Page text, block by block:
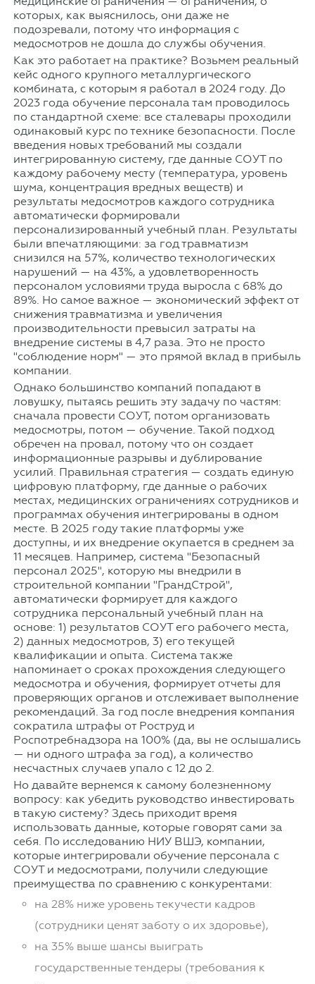
которых, как выяснилось, они даже не
подозревали, потому что информация с
медосмотров не дошла до службы обучения.
Как это работает на практике? Возьмем реальный
кейс одного крупного металлургического
комбината, с которым я работал в 2024 году. До
2023 года обучение персонала там проводилось
по стандартной схеме: все сталевары проходили
одинаковый курс по технике безопасности. После
введения новых требований мы создали
интегрированную систему, где данные СОУТ по
каждому рабочему месту (температура, уровень
шума, концентрация вредных веществ) и
результаты медосмотров каждого сотрудника
автоматически формировали
персонализированный учебный план. Результаты
были впечатляющими: за год травматизм
снизился на 57%, количество технологических
нарушений — на 43%, а удовлетворенность
персоналом условиями труда выросла с 68% до
89%. Но самое важное — экономический эффект от
снижения травматизма и увеличения
производительности превысил затраты на
внедрение системы в 4,7 раза. Это не просто
"соблюдение норм" — это прямой вклад в прибыль
компании.
Однако большинство компаний попадают в
ловушку, пытаясь решить эту задачу по частям:
сначала провести СОУТ, потом организовать
медосмотры, потом — обучение. Такой подход
обречен на провал, потому что он создает
информационные разрывы и дублирование
усилий. Правильная стратегия — создать единую
цифровую платформу, где данные о рабочих
местах, медицинских ограничениях сотрудников и
программах обучения интегрированы в одном
месте. В 2025 году такие платформы уже
доступны, и их внедрение окупается в среднем за
11 месяцев. Например, система "Безопасный
персонал 2025", которую мы внедрили в
строительной компании "ГрандСтрой",
автоматически формирует для каждого
сотрудника персональный учебный план на
основе: 1) результатов СОУТ его рабочего места,
2) данных медосмотров, 3) его текущей
квалификации и опыта. Система также
напоминает о сроках прохождения следующего
медосмотра и обучения, формирует отчеты для
проверяющих органов и отслеживает выполнение
рекомендаций. За год после внедрения компания
сократила штрафы от Роструд и
Роспотребнадзора на 100% (да, вы не ослышались
— ни одного штрафа за год), а количество
несчастных случаев упало с 12 до 2.
Но давайте вернемся к самому болезненному
вопросу: как убедить руководство инвестировать
в такую систему? Здесь приходит время
использовать данные, которые говорят сами за
себя. По исследованию НИУ ВШЭ, компании,
которые интегрировали обучение персонала с
СОУТ и медосмотрами, получили следующие
преимущества по сравнению с конкурентами:
на 28% ниже уровень текучести кадров
(сотрудники ценят заботу о их здоровье),
на 35% выше шансы выиграть
государственные тендеры (требования к